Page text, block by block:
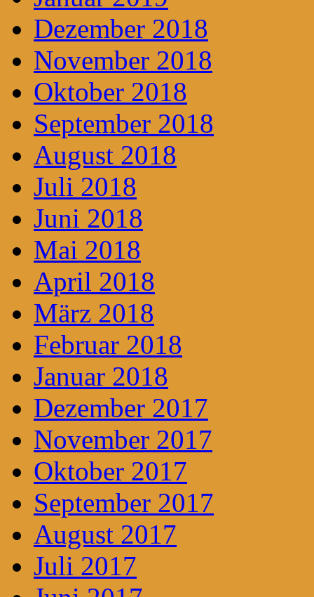
Dezember 2018
November 2018
Oktober 2018
September 2018
August 2018
Juli 2018
Juni 2018
Mai 2018
April 2018
März 2018
Februar 2018
Januar 2018
Dezember 2017
November 2017
Oktober 2017
September 2017
August 2017
Juli 2017